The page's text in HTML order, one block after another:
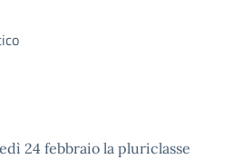
24 febbraio la pluriclasse